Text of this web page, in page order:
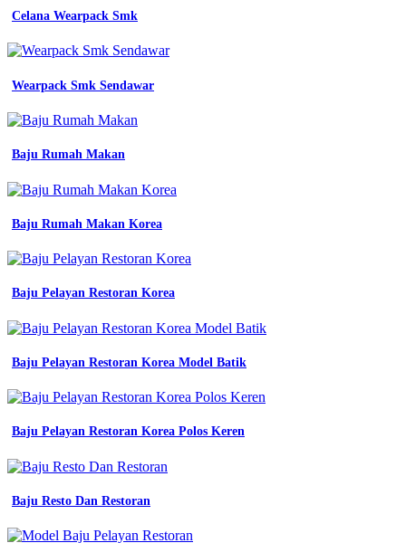
wearpak
sekolah
smk
stm
desain
baju
jurusan
smk
pemasaran
terpercaya
kejuruan
baju
dkv
smk
wearpack
smk
3
salatiga
konveksi
wearpack
konveksi
smk
Celana Wearpack Smk
Wearpack Smk Sendawar
Baju Rumah Makan
Baju Rumah Makan Korea
Baju Pelayan Restoran Korea
Baju Pelayan Restoran Korea Model Batik
Baju Pelayan Restoran Korea Polos Keren
Baju Resto Dan Restoran